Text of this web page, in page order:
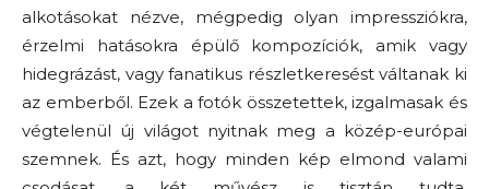
alkotásokat nézve, mégpedig olyan impressziókra,
érzelmi hatásokra épülő kompozíciók, amik vagy
hidegrázást, vagy fanatikus részletkeresést váltanak ki
az emberből. Ezek a fotók összetettek, izgalmasak és
végtelenül új világot nyitnak meg a közép-európai
szemnek. És azt, hogy minden kép elmond valami